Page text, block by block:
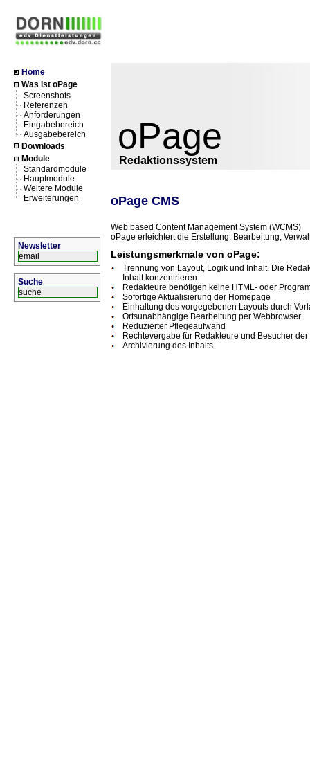
oPage
Redaktionssystem
oPage CMS
Web based Content Management System (WCMS)
oPage erleichtert die Erstellung, Bearbeitung,
Leistungsmerkmale von oPage:
Trennung von Layout, Logik und Inhalt. Die
Inhalt konzentrieren.
Redakteure benötigen keine HTML- oder
Sofortige Aktualisierung der Homepage
Einhaltung des vorgegebenen Layouts durch
Ortsunabhängige Bearbeitung per Webbrowser
Reduzierter Pflegeaufwand
Rechtevergabe für Redakteure und Besucher
Archivierung des Inhalts
Home
Was ist oPage
Screenshots
Referenzen
Anforderungen
Eingabebereich
Ausgabebereich
Downloads
Module
Standardmodule
Hauptmodule
Weitere Module
Erweiterungen
Newsletter
Suche